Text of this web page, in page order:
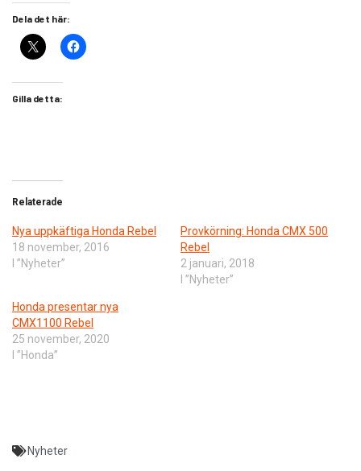
Dela det här:
Gilla detta:
Relaterade
Nya uppkäftiga Honda Rebel
18 november, 2016
I ”Nyheter”
Provkörning: Honda CMX 500
Rebel
2 januari, 2018
I ”Nyheter”
Honda presentar nya
CMX1100 Rebel
25 november, 2020
I ”Honda”
Nyheter